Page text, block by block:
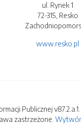
ul. Rynek 1
72-315, Resko
www.resko.pl
Publicznej v87.2.a.1.
zastrzeżone.